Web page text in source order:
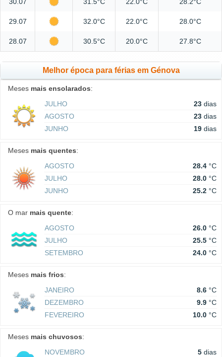
30.07 31.5°C 22.0°C 28.2°C
29.07 32.0°C 22.0°C 28.0°C
28.07 30.5°C 20.0°C 27.8°C
Melhor época para férias em Génova
Meses mais ensolarados:
JULHO
23 dias
AGOSTO
23 dias
JUNHO
19 dias
Meses mais quentes:
AGOSTO
28.4 °C
JULHO
28.0 °C
JUNHO
25.2 °C
O mar mais quente:
AGOSTO
26.0 °C
JULHO
25.5 °C
SETEMBRO
24.0 °C
Meses mais frios:
JANEIRO
8.6 °C
DEZEMBRO
9.9 °C
FEVEREIRO
10.0 °C
Meses mais chuvosos:
NOVEMBRO
5 dias